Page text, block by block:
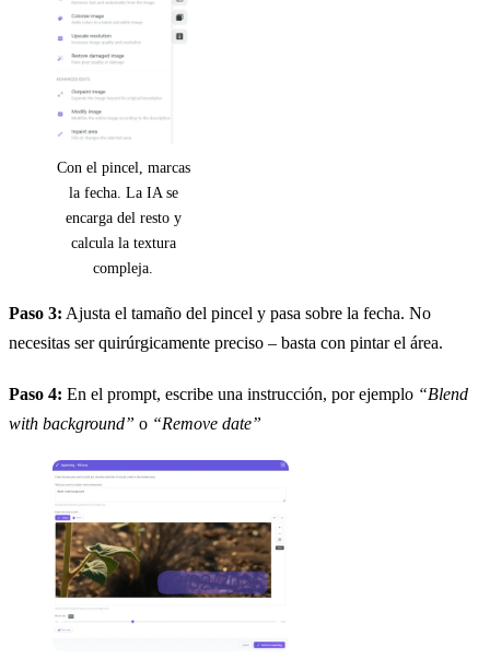
Con el pincel, marcas
la fecha. La IA se
encarga del resto y
calcula la textura
compleja.
Paso 3: Ajusta el tamaño del pincel y pasa sobre la fecha. No
necesitas ser quirúrgicamente preciso – basta con pintar el área.
Paso 4: En el prompt, escribe una instrucción, por ejemplo “Blend
with background” o “Remove date”